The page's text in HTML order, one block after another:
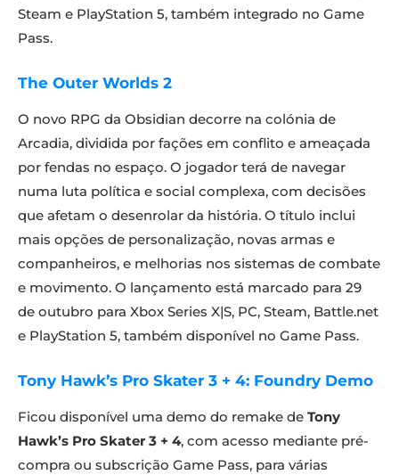
Steam e PlayStation 5, também integrado no Game
Pass.
The Outer Worlds 2
O novo RPG da Obsidian decorre na colónia de
Arcadia, dividida por fações em conflito e ameaçada
por fendas no espaço. O jogador terá de navegar
numa luta política e social complexa, com decisões
que afetam o desenrolar da história. O título inclui
mais opções de personalização, novas armas e
companheiros, e melhorias nos sistemas de combate
e movimento. O lançamento está marcado para 29
de outubro para Xbox Series X|S, PC, Steam, Battle.net
e PlayStation 5, também disponível no Game Pass.
Tony Hawk’s Pro Skater 3 + 4: Foundry Demo
Ficou disponível uma demo do remake de Tony
Hawk’s Pro Skater 3 + 4, com acesso mediante pré-
compra ou subscrição Game Pass, para várias